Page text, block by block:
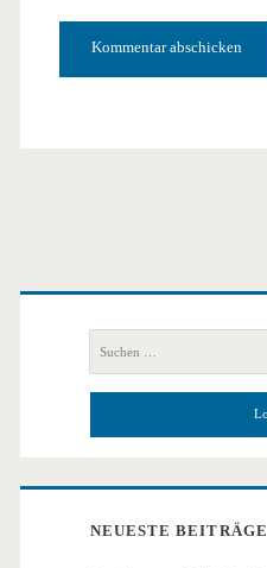
Primäre
Seitenleiste
nach:
NEUESTE BEITRÄGE